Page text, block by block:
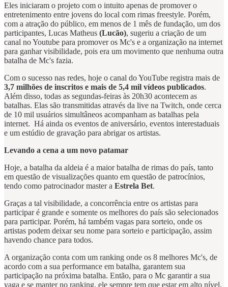
Eles iniciaram o projeto com o intuito apenas de promover o
entretenimento entre jovens do local com rimas freestyle. Porém,
com a atração do público, em menos de 1 mês de fundação, um dos
participantes, Lucas Matheus (Lucão), sugeriu a criação de um
canal no Youtube para promover os Mc's e a organização na internet
para ganhar visibilidade, pois era um movimento que nenhuma outra
batalha de Mc's fazia.
Com o sucesso nas redes, hoje o canal do YouTube registra mais de
3,7 milhões de inscritos e mais de 5,4 mil vídeos publicados.
Além disso, todas as segundas-feiras às 20h30 acontecem as
batalhas. Elas são transmitidas através da live na Twitch, onde cerca
de 10 mil usuários simultâneos acompanham as batalhas pela
internet. Há ainda os eventos de aniversário, eventos interestaduais
e um estúdio de gravação para abrigar os artistas.
Levando a cena a um novo patamar
Hoje, a batalha da aldeia é a maior batalha de rimas do país, tanto
em questão de visualizações quanto em questão de patrocínios,
tendo como patrocinador master a Estrela Bet.
Graças a tal visibilidade, a concorrência entre os artistas para
participar é grande e somente os melhores do país são selecionados
para participar. Porém, há também vagas para sorteio, onde os
artistas podem deixar seu nome para sorteio e participação, assim
havendo chance para todos.
A organização conta com um ranking onde os 8 melhores Mc's, de
acordo com a sua performance em batalha, garantem sua
participação na próxima batalha. Então, para o Mc garantir a sua
vaga e se manter no ranking, ele sempre tem que estar em alto nível.